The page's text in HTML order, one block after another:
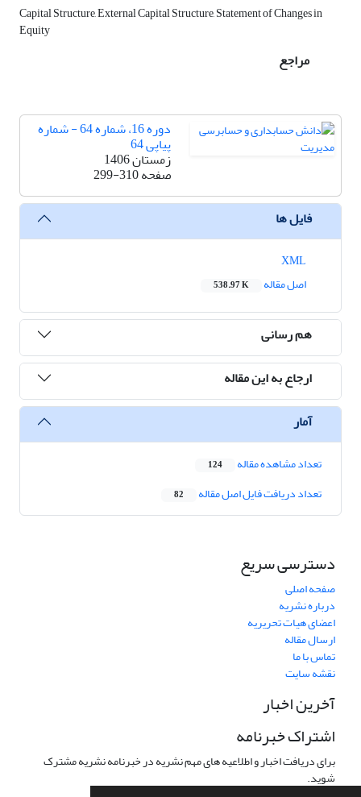
Capital Structure, External Capital Structure, Statement of Changes in
Equity
مراجع
دوره 16، شماره 64 - شماره
پیاپی 64
زمستان 1406
صفحه299-310
فایل ها
اصل مقاله
538.97 K
هم رسانی
ارجاع به این مقاله
آمار
تعداد مشاهده مقاله 124
تعداد دریافت فایل اصل مقاله 82
دسترسی سریع
صفحه اصلی
درباره نشریه
اعضای هیات تحریریه
ارسال مقاله
تماس با ما
نقشه سایت
آخرین اخبار
اشتراک خبرنامه
برای دریافت اخبار و اطلاعیه های مهم نشریه در خبرنامه نشریه مشترک
شوید.